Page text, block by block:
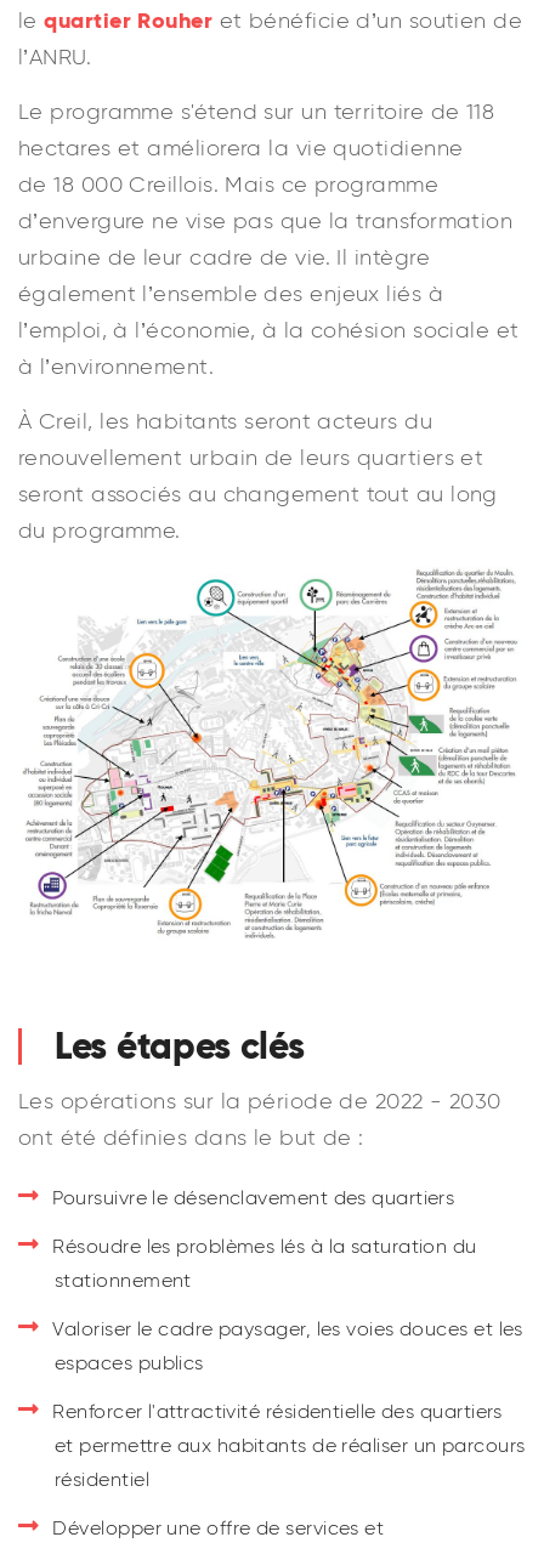
lequartier Rouher et bénéficie d’un soutien de
l’ANRU.
Le programme s'étend sur un territoire de 118
hectares et améliorera la vie quotidienne
de 18 000 Creillois. Mais ce programme
d’envergure ne vise pas que la transformation
urbaine de leur cadre de vie. Il intègre
également l’ensemble des enjeux liés à
l’emploi, à l’économie, à la cohésion sociale et
à l’envi­ronnement.
À Creil, les habitants seront acteurs du
renouvellement urbain de leurs quartiers et
seront associés au changement tout au long
du programme.
Les étapes clés
Les opérations sur la période de 2022 - 2030
ont été définies dans le but de :
Poursuivre le désenclavement des quartiers
Résoudre les problèmes lés à la saturation du
stationnement
Valoriser le cadre paysager, les voies douces et les
espaces publics
Renforcer l'attractivité résidentielle des quartiers
et permettre aux habitants de réaliser un parcours
résidentiel
Développer une offre de services et